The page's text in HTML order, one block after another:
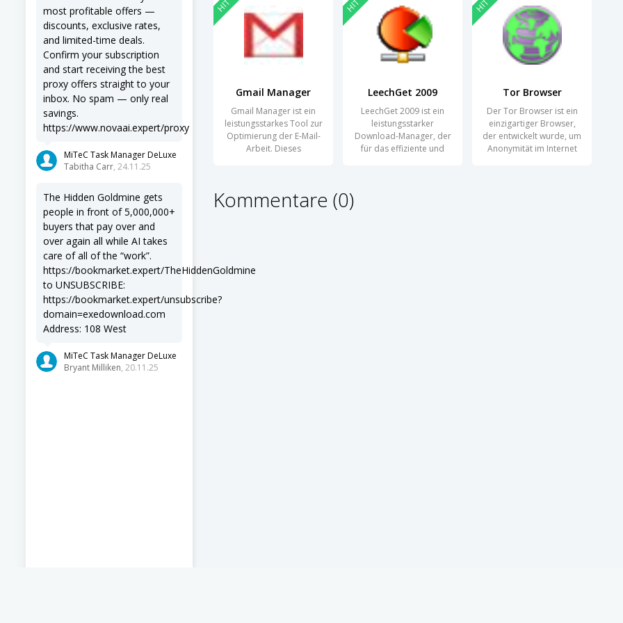
most profitable offers —
discounts, exclusive rates,
and limited-time deals.
Confirm your subscription
and start receiving the best
proxy offers straight to your
inbox. No spam — only real
savings.
https://www.novaai.expert/proxy
MiTeC Task Manager DeLuxe
Tabitha Carr, 24.11.25
The Hidden Goldmine gets
people in front of 5,000,000+
buyers that pay over and
over again all while AI takes
care of all of the “work”.
https://bookmarket.expert/TheHiddenGoldmine
to UNSUBSCRIBE:
https://bookmarket.expert/unsubscribe?
domain=exedownload.com
Address: 108 West
MiTeC Task Manager DeLuxe
Bryant Milliken, 20.11.25
Gmail Manager
Gmail Manager ist ein
leistungsstarkes Tool zur
Optimierung der E-Mail-
Arbeit. Dieses
HIT
LeechGet 2009
LeechGet 2009 ist ein
leistungsstarker
Download-Manager, der
für das effiziente und
HIT
Tor Browser
Der Tor Browser ist ein
einzigartiger Browser,
der entwickelt wurde, um
Anonymität im Internet
HIT
Kommentare (0)